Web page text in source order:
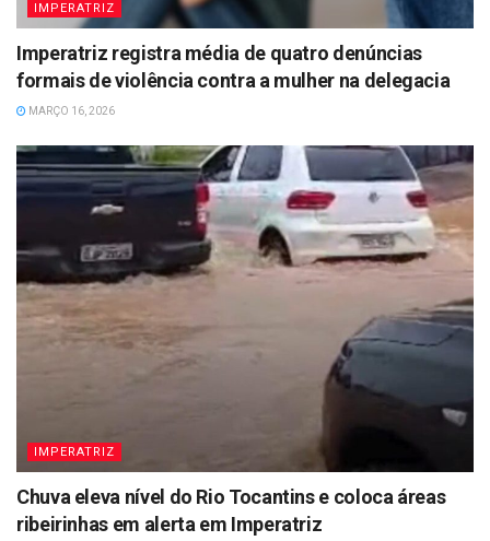
IMPERATRIZ
Imperatriz registra média de quatro denúncias
formais de violência contra a mulher na delegacia
MARÇO 16, 2026
IMPERATRIZ
Chuva eleva nível do Rio Tocantins e coloca áreas
ribeirinhas em alerta em Imperatriz